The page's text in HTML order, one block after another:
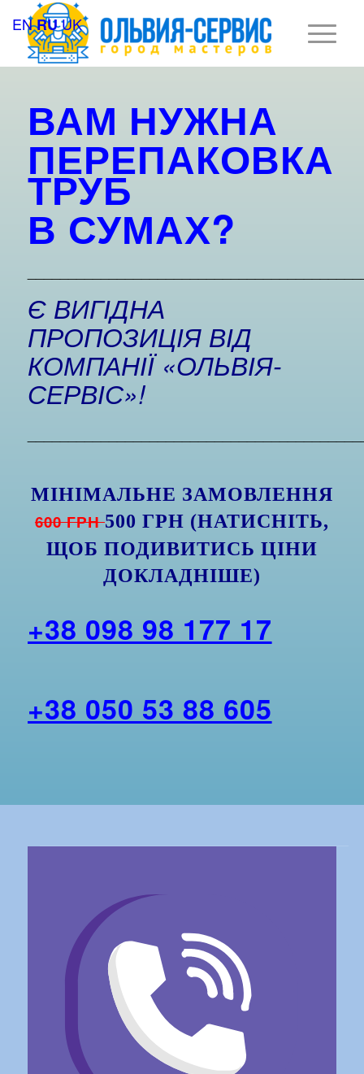
ВАМ НУЖНА
ПЕРЕПАКОВКА
ТРУБ
В СУМАХ?
Є ВИГІДНА
ПРОПОЗИЦІЯ ВІД
КОМПАНІЇ «ОЛЬВІЯ-
СЕРВІС»!
МІНІМАЛЬНЕ ЗАМОВЛЕННЯ
600 ГРН500 ГРН (НАТИСНІТЬ,
ЩОБ ПОДИВИТИСЬ ЦІНИ
ДОКЛАДНІШЕ)
+38 098 98 177 17
+38 050 53 88 605
ENRUUK